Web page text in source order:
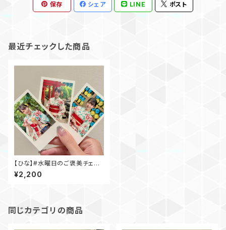
保存 シェア LINE ポスト
最近チェックした商品
【ひな】#水曜日のご褒美チェキ
(浴衣ver.)
¥2,200
同じカテゴリの商品